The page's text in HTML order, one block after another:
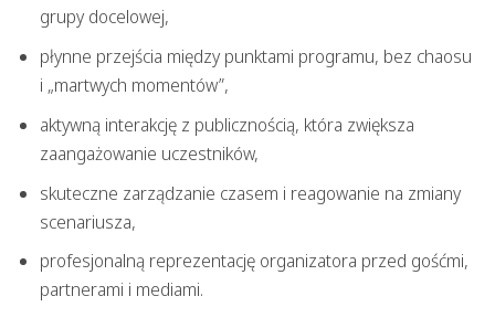
grupy docelowej,
płynne przejścia między punktami programu, bez chaosu
i „martwych momentów”,
aktywną interakcję z publicznością, która zwiększa
zaangażowanie uczestników,
skuteczne zarządzanie czasem i reagowanie na zmiany
scenariusza,
profesjonalną reprezentację organizatora przed gośćmi,
partnerami i mediami.